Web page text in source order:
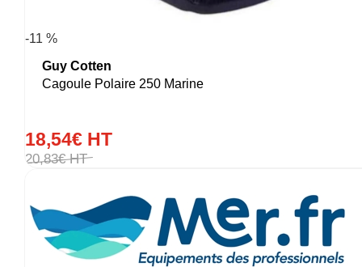
-11 %
Guy Cotten
Cagoule Polaire 250 Marine
18,54€ HT
20,83€ HT